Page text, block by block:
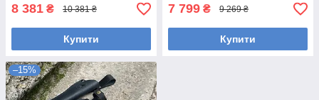
8 381 ₴ 10 381 ₴
Купити
7 799 ₴ 9 269 ₴
Купити
–15%